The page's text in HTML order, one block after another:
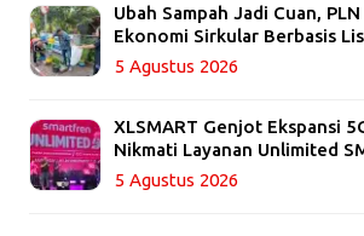
Ubah Sampah Jadi Cuan,
Ekonomi Sirkular Berbasis
5 Agustus 2026
XLSMART Genjot Ekspansi
Nikmati Layanan Unlimited
5 Agustus 2026